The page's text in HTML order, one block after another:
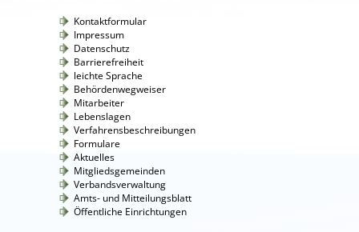
Kontaktformular
Impressum
Datenschutz
Barrierefreiheit
leichte Sprache
Behördenwegweiser
Mitarbeiter
Lebenslagen
Verfahrensbeschreibungen
Formulare
Aktuelles
Mitgliedsgemeinden
Verbandsverwaltung
Amts- und Mitteilungsblatt
Öffentliche Einrichtungen